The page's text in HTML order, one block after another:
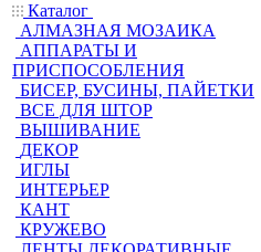
Каталог
АЛМАЗНАЯ МОЗАИКА
АППАРАТЫ И
ПРИСПОСОБЛЕНИЯ
БИСЕР, БУСИНЫ, ПАЙЕТКИ
ВСЕ ДЛЯ ШТОР
ВЫШИВАНИЕ
ДЕКОР
ИГЛЫ
ИНТЕРЬЕР
КАНТ
КРУЖЕВО